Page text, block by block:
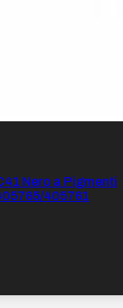
Nero a Pigmenti
405761